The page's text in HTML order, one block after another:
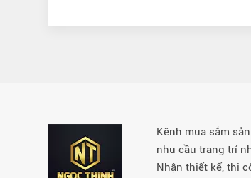
Kênh mua sắm
nhu cầu trang trí
Nhận thiết kế, thi